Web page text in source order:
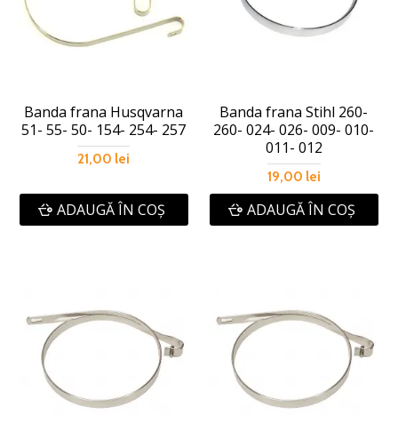
Banda frana Husqvarna
51- 55- 50- 154- 254- 257
21,00 lei
ADAUGĂ ÎN COŞ
Banda frana Stihl 260-
260- 024- 026- 009- 010-
011- 012
19,00 lei
ADAUGĂ ÎN COŞ